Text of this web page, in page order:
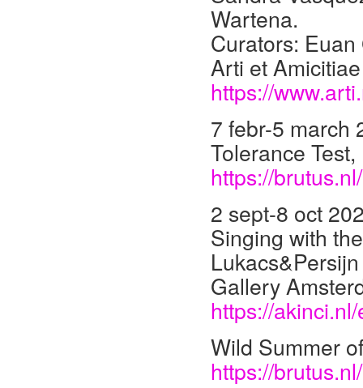
Wartena.
Curators:
Arti et Amicitiae
https://
7 febr-5 march
Tolerance
https://
2 sept-8 oct
Singing with
Gallery
https://
Wild Summer
https://